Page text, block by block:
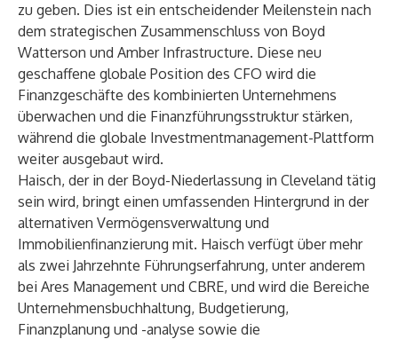
zu geben. Dies ist ein entscheidender Meilenstein nach
dem strategischen Zusammenschluss von Boyd
Watterson und Amber Infrastructure. Diese neu
geschaffene globale Position des CFO wird die
Finanzgeschäfte des kombinierten Unternehmens
überwachen und die Finanzführungsstruktur stärken,
während die globale Investmentmanagement-Plattform
weiter ausgebaut wird.
Haisch, der in der Boyd-Niederlassung in Cleveland tätig
sein wird, bringt einen umfassenden Hintergrund in der
alternativen Vermögensverwaltung und
Immobilienfinanzierung mit. Haisch verfügt über mehr
als zwei Jahrzehnte Führungserfahrung, unter anderem
bei Ares Management und CBRE, und wird die Bereiche
Unternehmensbuchhaltung, Budgetierung,
Finanzplanung und -analyse sowie die